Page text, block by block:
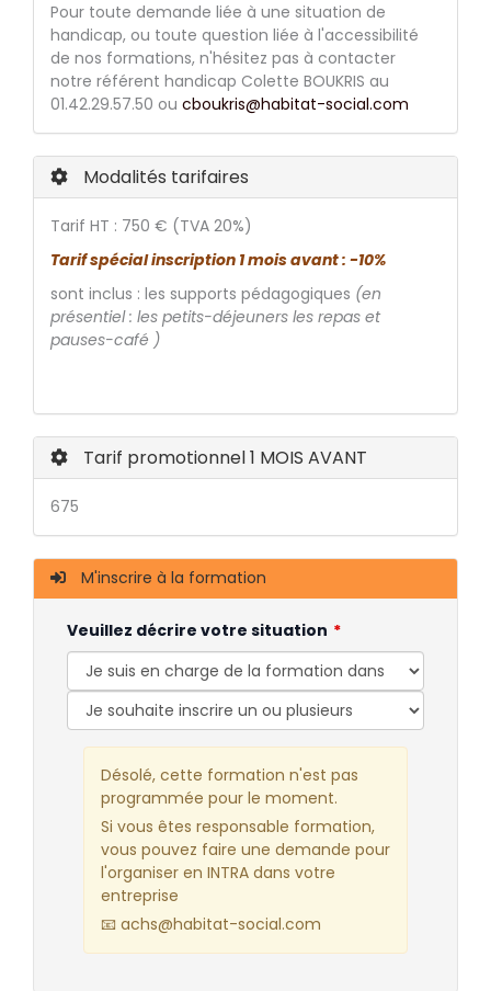
Pour toute demande liée à une situation de
handicap, ou toute question liée à l'accessibilité
de nos formations, n'hésitez pas à contacter
notre référent handicap Colette BOUKRIS au
01.42.29.57.50 ou cboukris@habitat-social.com
Modalités tarifaires
Tarif HT : 750 € (TVA 20%)
Tarif spécial inscription 1 mois avant : -10%
sont inclus : les supports pédagogiques (en
présentiel : les petits-déjeuners les repas et
pauses-café )
Tarif promotionnel 1 MOIS AVANT
675
M'inscrire à la formation
Veuillez décrire votre situation
Désolé, cette formation n'est pas
programmée pour le moment.
Si vous êtes responsable formation,
vous pouvez faire une demande pour
l'organiser en INTRA dans votre
entreprise
📧 achs@habitat-social.com